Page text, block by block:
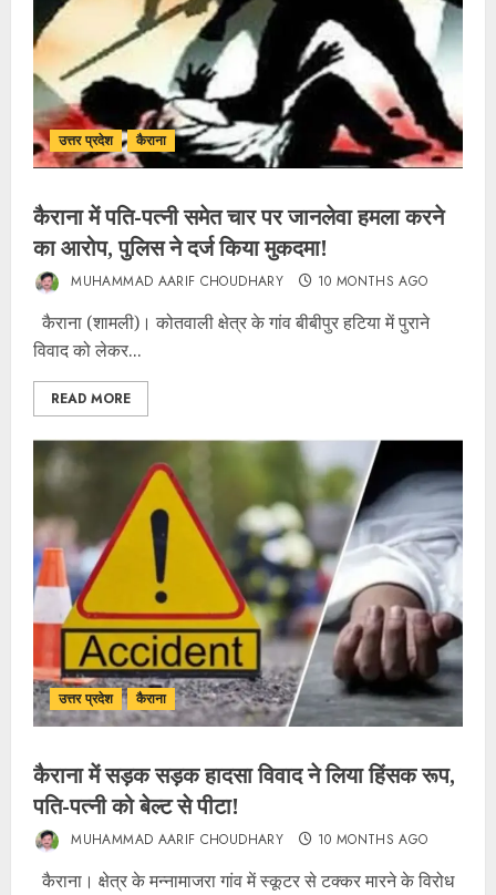
उत्तर प्रदेश कैराना
कैराना में पति-पत्नी समेत चार पर जानलेवा हमला करने
का आरोप, पुलिस ने दर्ज किया मुकदमा!
MUHAMMAD AARIF CHOUDHARY 10 MONTHS AGO
कैराना (शामली)। कोतवाली क्षेत्र के गांव बीबीपुर हटिया में पुराने
विवाद को लेकर...
READ MORE
उत्तर प्रदेश कैराना
कैराना में सड़क सड़क हादसा विवाद ने लिया हिंसक रूप,
पति-पत्नी को बेल्ट से पीटा!
MUHAMMAD AARIF CHOUDHARY 10 MONTHS AGO
कैराना। क्षेत्र के मन्नामाजरा गांव में स्कूटर से टक्कर मारने के विरोध